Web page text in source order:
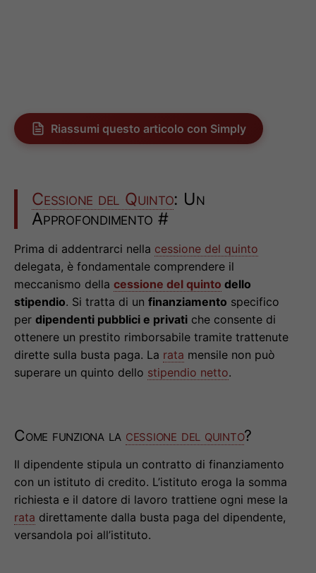
Riassumi questo articolo con Simply
Cessione del Quinto: Un
Approfondimento #
Prima di addentrarci nella cessione del quinto
delegata, è fondamentale comprendere il
meccanismo della cessione del quinto dello
stipendio. Si tratta di un finanziamento specifico
per dipendenti pubblici e privati che consente di
ottenere un prestito rimborsabile tramite trattenute
dirette sulla busta paga. La rata mensile non può
superare un quinto dello stipendio netto.
Come funziona la cessione del quinto?
Il dipendente stipula un contratto di finanziamento
con un istituto di credito. L’istituto eroga la somma
richiesta e il datore di lavoro trattiene ogni mese la
rata direttamente dalla busta paga del dipendente,
versandola poi all’istituto.